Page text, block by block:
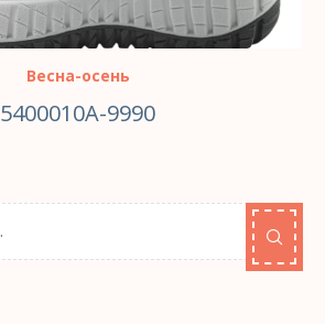
Весна-осень
5400010A-9990